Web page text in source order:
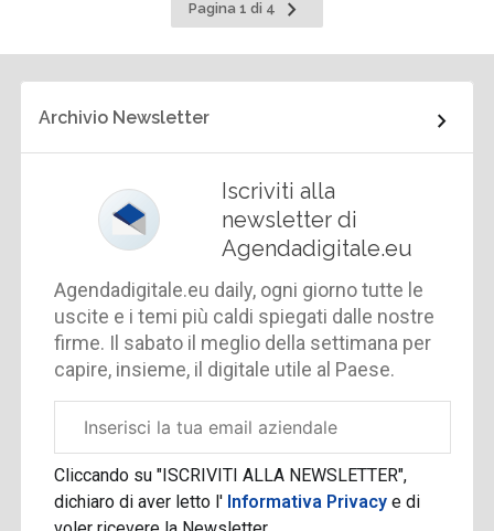
Pagina 1 di 4
Pagina
successiva
Archivio Newsletter
Iscriviti alla
newsletter di
Agendadigitale.eu
Agendadigitale.eu daily, ogni giorno tutte le
uscite e i temi più caldi spiegati dalle nostre
firme. Il sabato il meglio della settimana per
capire, insieme, il digitale utile al Paese.
aziendale
Cliccando su "ISCRIVITI ALLA NEWSLETTER",
dichiaro di aver letto l' Informativa Privacye di